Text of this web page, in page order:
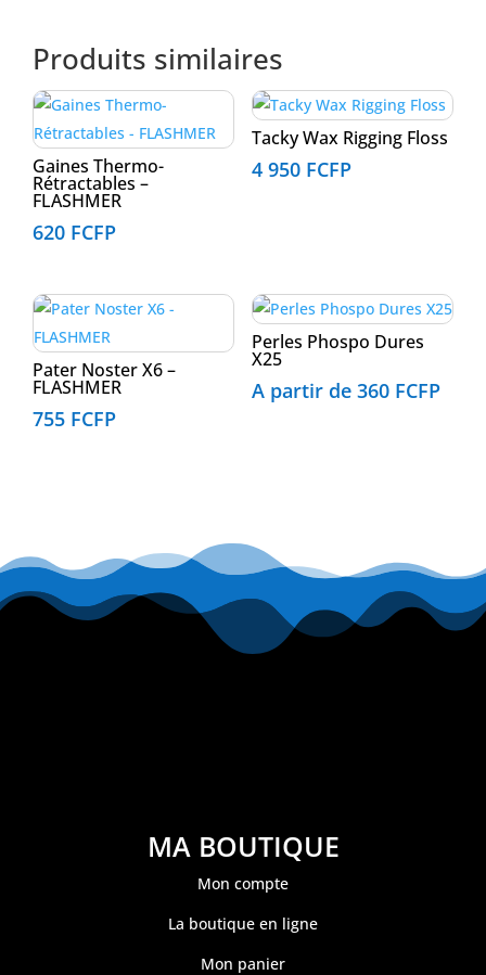
Produits similaires
Gaines Thermo-
Rétractables –
FLASHMER
620 FCFP
Tacky Wax Rigging Floss
4 950 FCFP
Pater Noster X6 –
FLASHMER
755 FCFP
Perles Phospo Dures
X25
A partir de 360 FCFP
MA BOUTIQUE
Mon compte
La boutique en ligne
Mon panier